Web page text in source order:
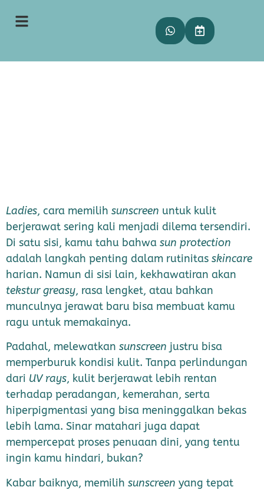
Cara Memilih Sunscreen untuk
Kulit Berjerawat
Ladies, cara memilih sunscreen untuk kulit
berjerawat sering kali menjadi dilema tersendiri.
Di satu sisi, kamu tahu bahwa sun protection
adalah langkah penting dalam rutinitas skincare
harian. Namun di sisi lain, kekhawatiran akan
tekstur greasy, rasa lengket, atau bahkan
munculnya jerawat baru bisa membuat kamu
ragu untuk memakainya.
Padahal, melewatkan sunscreen justru bisa
memperburuk kondisi kulit. Tanpa perlindungan
dari UV rays, kulit berjerawat lebih rentan
terhadap peradangan, kemerahan, serta
hiperpigmentasi yang bisa meninggalkan bekas
lebih lama. Sinar matahari juga dapat
mempercepat proses penuaan dini, yang tentu
ingin kamu hindari, bukan?
Kabar baiknya, memilih sunscreen yang tepat